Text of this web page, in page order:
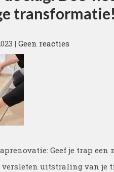
transformatie!
| Geen reacties
Geef je trap
versleten uitstraling van je